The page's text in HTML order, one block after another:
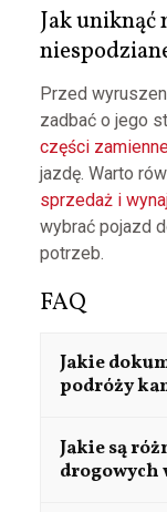
Jak
Przed
zadbać o jego
części
jazdę. Warto
sprzedaż i
wybrać pojazd
potrzeb.
FAQ
Jakie
podróży
Należy
pojazdu,
Jakie są
drogowych